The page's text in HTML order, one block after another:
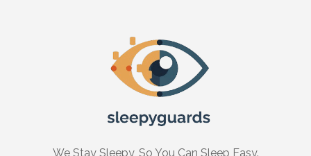
We Stay Sleepy, So You Can Sleep Easy.